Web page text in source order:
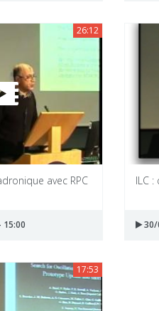
26:12
avec RPC ILC
30/
17:53